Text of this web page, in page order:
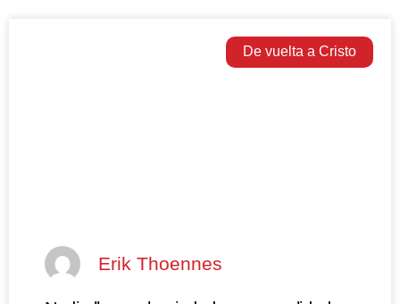
De vuelta a Cristo
Erik Thoennes